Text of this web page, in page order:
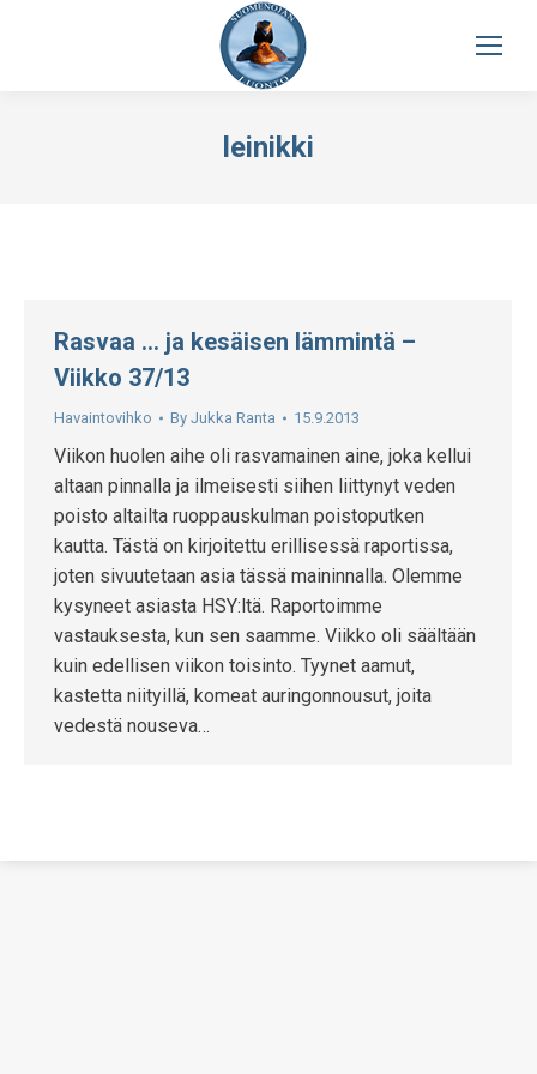
leinikki
Rasvaa … ja kesäisen lämmintä –
Viikko 37/13
Havaintovihko By Jukka Ranta 15.9.2013
Viikon huolen aihe oli rasvamainen aine, joka kellui
altaan pinnalla ja ilmeisesti siihen liittynyt veden
poisto altailta ruoppauskulman poistoputken
kautta. Tästä on kirjoitettu erillisessä raportissa,
joten sivuutetaan asia tässä maininnalla. Olemme
kysyneet asiasta HSY:ltä. Raportoimme
vastauksesta, kun sen saamme. Viikko oli säältään
kuin edellisen viikon toisinto. Tyynet aamut,
kastetta niityillä, komeat auringonnousut, joita
vedestä nouseva…